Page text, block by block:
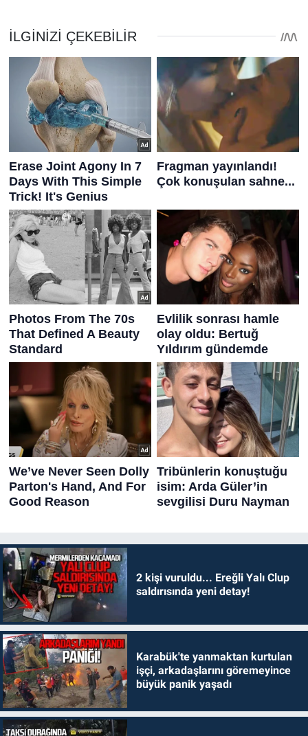
2 kişi vuruldu... Ereğli Yalı Clup
saldırısında yeni detay!
Karabük'te yanmaktan kurtulan
işçi, arkadaşlarını göremeyince
büyük panik yaşadı